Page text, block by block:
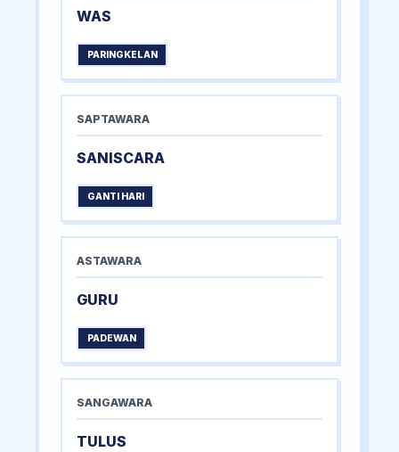
WAS
PARINGKELAN
SAPTAWARA
SANISCARA
GANTI HARI
ASTAWARA
GURU
PADEWAN
SANGAWARA
TULUS